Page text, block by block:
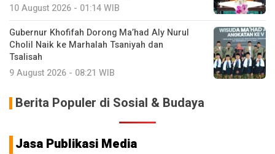
10 August 2026 - 01:14 WIB
Gubernur Khofifah Dorong Ma’had Aly Nurul
Cholil Naik ke Marhalah Tsaniyah dan
Tsalisah
9 August 2026 - 08:21 WIB
Berita Populer di Sosial & Budaya
Jasa Publikasi Media